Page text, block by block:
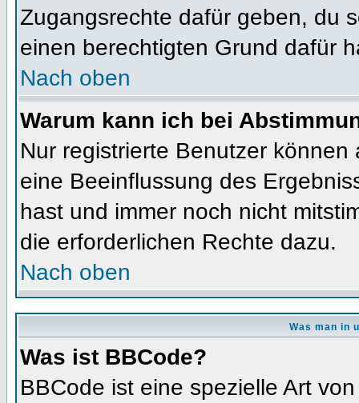
Zugangsrechte dafür geben, du
einen berechtigten Grund dafür
Nach oben
Warum kann ich bei
Nur registrierte Benutzer
eine Beeinflussung des
hast und immer noch nicht
die erforderlichen Rechte dazu.
Nach oben
Was man in
Was ist BBCode?
BBCode ist eine spezielle Art